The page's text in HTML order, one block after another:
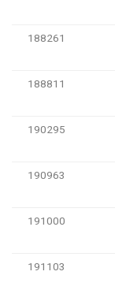
188261
188811
190295
190963
191000
191103